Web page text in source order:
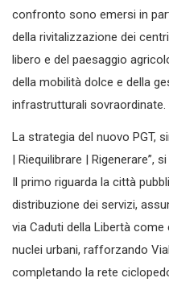
confronto sono emersi in
della rivitalizzazione dei
libero e del paesaggio
della mobilità dolce e della
infrastrutturali sovraordinate.
La strategia del nuovo PGT,
| Riequilibrare | Rigenerare”,
Il primo riguarda la città
distribuzione dei servizi,
via Caduti della Libertà
nuclei urbani, rafforzando
completando la rete